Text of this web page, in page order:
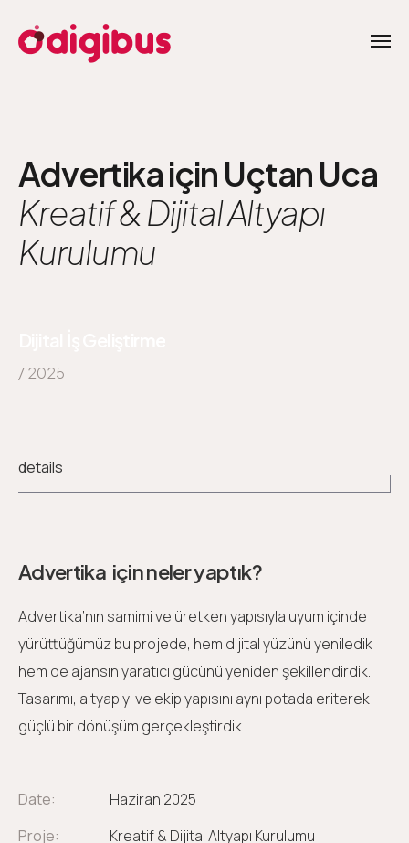
Advertika için Uçtan Uca
Kreatif & Dijital Altyapı
Kurulumu
/ 2025
details
Advertika için neler yaptık?
Advertika’nın samimi ve üretken yapısıyla uyum içinde
yürüttüğümüz bu projede, hem dijital yüzünü yeniledik
hem de ajansın yaratıcı gücünü yeniden şekillendirdik.
Tasarımı, altyapıyı ve ekip yapısını aynı potada eriterek
güçlü bir dönüşüm gerçekleştirdik.
Date:
Haziran 2025
Proje:
Kreatif & Dijital Altyapı Kurulumu